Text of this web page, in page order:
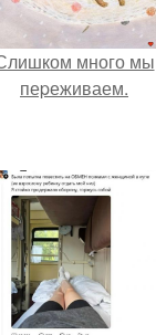
много мы
пеpеживаем.